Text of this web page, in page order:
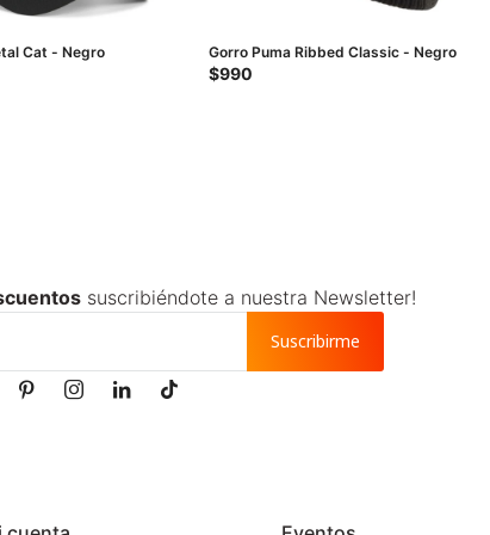
Cat - Negro Gorro Puma Ribbed Classic - Negro
$990
suscribiéndote a nuestra Newsletter!
Suscribirme
   